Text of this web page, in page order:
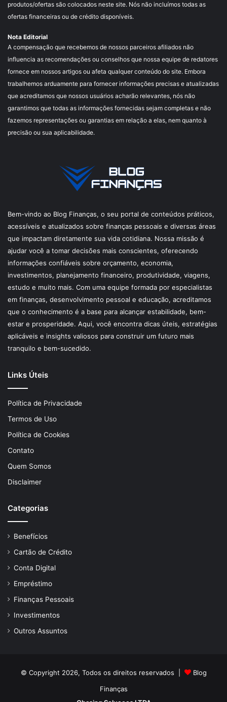
produtos/ofertas são colocados neste site. Nós não incluímos todas as
ofertas financeiras ou de crédito disponíveis.
Nota Editorial
A compensação que recebemos de nossos parceiros afiliados não
influencia as recomendações ou conselhos que nossa equipe de redatores
fornece em nossos artigos ou afeta qualquer conteúdo do site. Embora
trabalhemos arduamente para fornecer informações precisas e atualizadas
que acreditamos que nossos usuários acharão relevantes, nós não
garantimos que todas as informações fornecidas sejam completas e não
fazemos representações ou garantias em relação a elas, nem quanto à
precisão ou sua aplicabilidade.
Bem-vindo ao Blog Finanças, o seu portal de conteúdos práticos,
acessíveis e atualizados sobre finanças pessoais e diversas áreas
que impactam diretamente sua vida cotidiana. Nossa missão é
ajudar você a tomar decisões mais conscientes, oferecendo
informações confiáveis sobre orçamento, economia,
investimentos, planejamento financeiro, produtividade, viagens,
estudo e muito mais. Com uma equipe formada por especialistas
em finanças, desenvolvimento pessoal e educação, acreditamos
que o conhecimento é a base para alcançar estabilidade, bem-
estar e prosperidade. Aqui, você encontra dicas úteis, estratégias
aplicáveis e insights valiosos para construir um futuro mais
tranquilo e bem-sucedido.
Links Úteis
Política de Privacidade
Termos de Uso
Política de Cookies
Contato
Quem Somos
Disclaimer
Categorias
Benefícios
Cartão de Crédito
Conta Digital
Empréstimo
Finanças Pessoais
Investimentos
Outros Assuntos
© Copyright 2026, Todos os direitos reservados |
Blog
Finanças